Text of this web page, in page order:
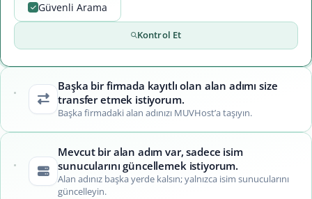
Güvenli Arama
Kontrol Et
Başka bir firmada kayıtlı olan alan adımı size
transfer etmek istiyorum.
Başka firmadaki alan adınızı MUVHost’a taşıyın.
Mevcut bir alan adım var, sadece isim
sunucularını güncellemek istiyorum.
Alan adınız başka yerde kalsın; yalnızca isim sunucularını
güncelleyin.